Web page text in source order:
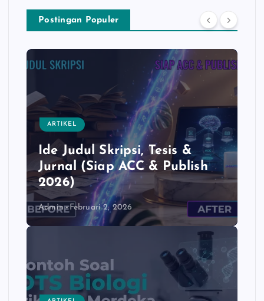
h
a
t
s
A
p
p
o
p
y
L
n
k
a
r
e
Postingan Populer
ARTIKEL
Ide Judul Skripsi, Tesis &
Jurnal (Siap ACC & Publish
2026)
Admin Februari 2, 2026